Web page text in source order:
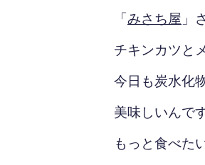
「みさち屋 」
チキンカツと
今日も炭水化
美味しいんで
もっと食べた